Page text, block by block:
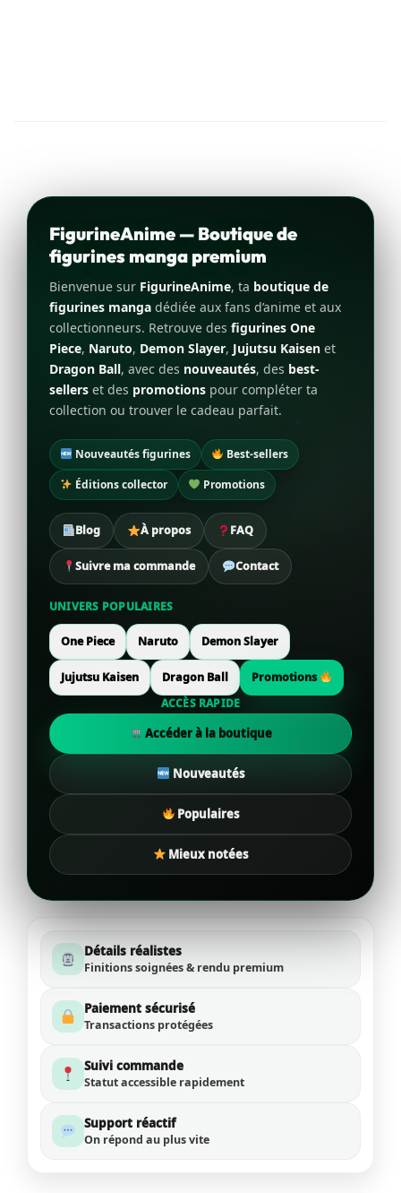
FigurineAnime — Boutique de
figurines manga premium
Bienvenue sur FigurineAnime, ta boutique de
figurines manga dédiée aux fans d’anime et aux
collectionneurs. Retrouve des figurines One
Piece, Naruto, Demon Slayer, Jujutsu Kaisen et
Dragon Ball, avec des nouveautés, des best-
sellers et des promotions pour compléter ta
collection ou trouver le cadeau parfait.
Nouveautés figurines
Best-sellers
Éditions collector
Promotions
Blog À propos FAQ
Suivre ma commande Contact
UNIVERS POPULAIRES
One Piece Naruto Demon Slayer
Jujutsu Kaisen Dragon Ball
Promotions
ACCÈS RAPIDE
Accéder à la boutique
Nouveautés
Populaires
Mieux notées
Détails réalistes
Finitions soignées & rendu premium
Paiement sécurisé
Transactions protégées
Suivi commande
Statut accessible rapidement
Support réactif
On répond au plus vite